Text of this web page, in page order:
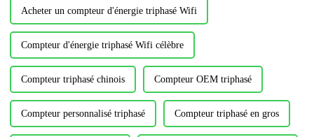
Acheter un compteur d'énergie triphasé Wifi
Compteur d'énergie triphasé Wifi célèbre
Compteur triphasé chinois Compteur OEM triphasé
Compteur personnalisé triphasé Compteur triphasé en gros